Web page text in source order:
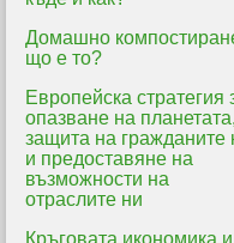
Домашно
що е то?
Eвропейска стратегия
опазване на планетата,
защита на гражданите
и предоставяне на
възможности на
отраслите ни
Кръговата икономика и